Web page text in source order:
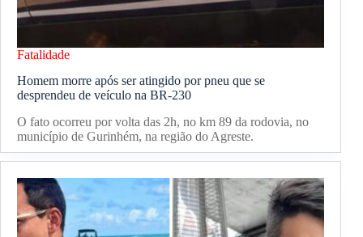
Fatalidade
Homem morre após ser atingido por pneu que se
desprendeu de veículo na BR-230
O fato ocorreu por volta das 2h, no km 89 da rodovia, no
município de Gurinhém, na região do Agreste.